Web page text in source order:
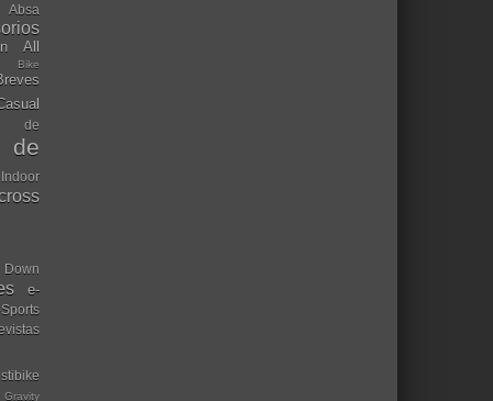
Absa
All
Bike
de
de
Down
e-
Gravity